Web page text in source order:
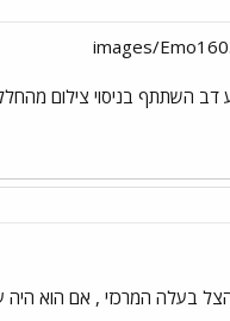
דב השתתף בניסוי צילום
בעלה המרכזי , אם הוא היה